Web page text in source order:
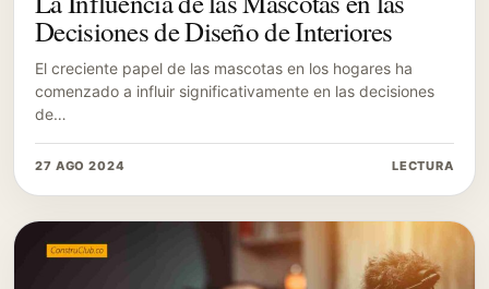
Decisiones de Diseño de Interiores
El creciente papel de las mascotas en los hogares ha
comenzado a influir significativamente en las decisiones
de…
27 AGO 2024 LECTURA